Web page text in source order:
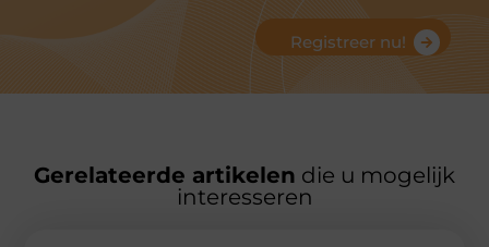
Registreer nu!
Gerelateerde artikelen die u mogelijk
interesseren